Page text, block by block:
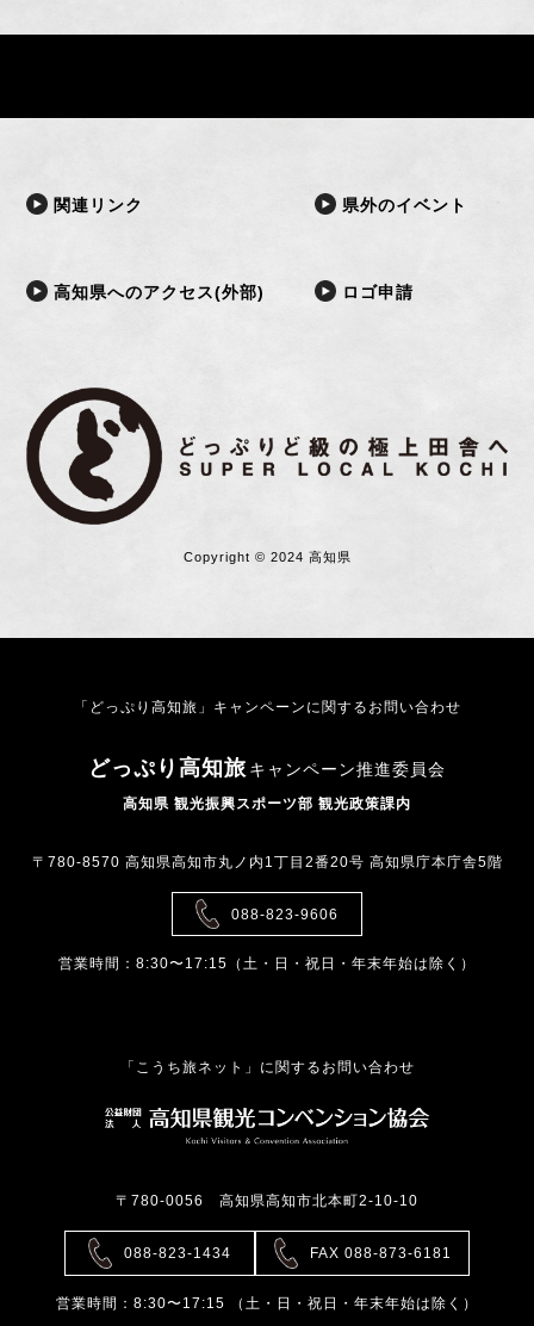
関連リンク 県外のイベント
高知県へのアクセス(外部) ロゴ申請
Copyright © 2024 高知県
「どっぷり高知旅」キャンペーンに関するお問い合わせ
どっぷり高知旅 キャンペーン推進委員会
高知県 観光振興スポーツ部 観光政策課内
〒780-8570 高知県高知市丸ノ内1丁目2番20号 高知県庁本庁舎5階
088-823-9606
営業時間：8:30〜17:15（土・日・祝日・年末年始は除く）
「こうち旅ネット」に関するお問い合わせ
〒780-0056 高知県高知市北本町2-10-10
088-823-1434 FAX 088-873-6181
営業時間：8:30〜17:15 （土・日・祝日・年末年始は除く）